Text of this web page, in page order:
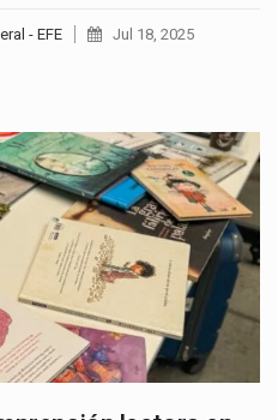
- EFE Jul 18, 2025